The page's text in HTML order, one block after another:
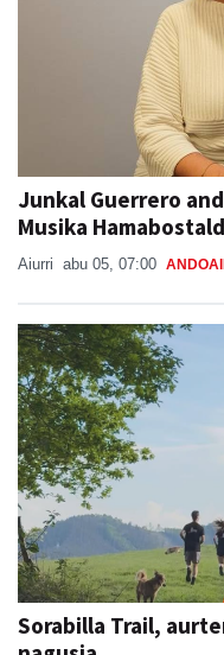
Junkal Guerrero
Musika
Aiurri abu 05, 07:00
Sorabilla Trail,
nagusia
SORABILLAKO JAIAK